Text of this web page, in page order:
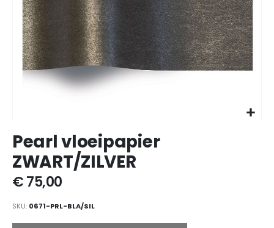
naar
het
begin
van
de
afbeeldingen-
Pearl vloeipapier
ZWART/ZILVER
€ 75,00
SKU 0671-PRL-BLA/SIL